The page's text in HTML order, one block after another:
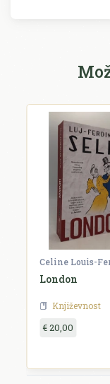
Celine Louis-
London
Književnost
€ 20,00